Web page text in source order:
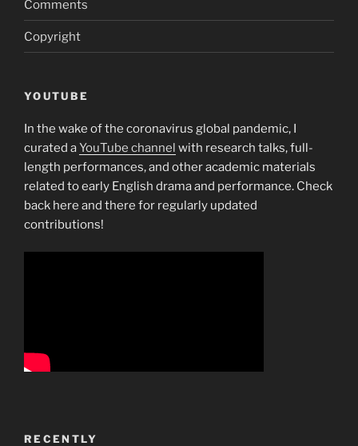
Comments
Copyright
YOUTUBE
In the wake of the coronavirus global pandemic, I
curated aYouTube channel with research talks, full-
length performances, and other academic materials
related to early English drama and performance. Check
back here and there for regularly updated
contributions!
RECENTLY